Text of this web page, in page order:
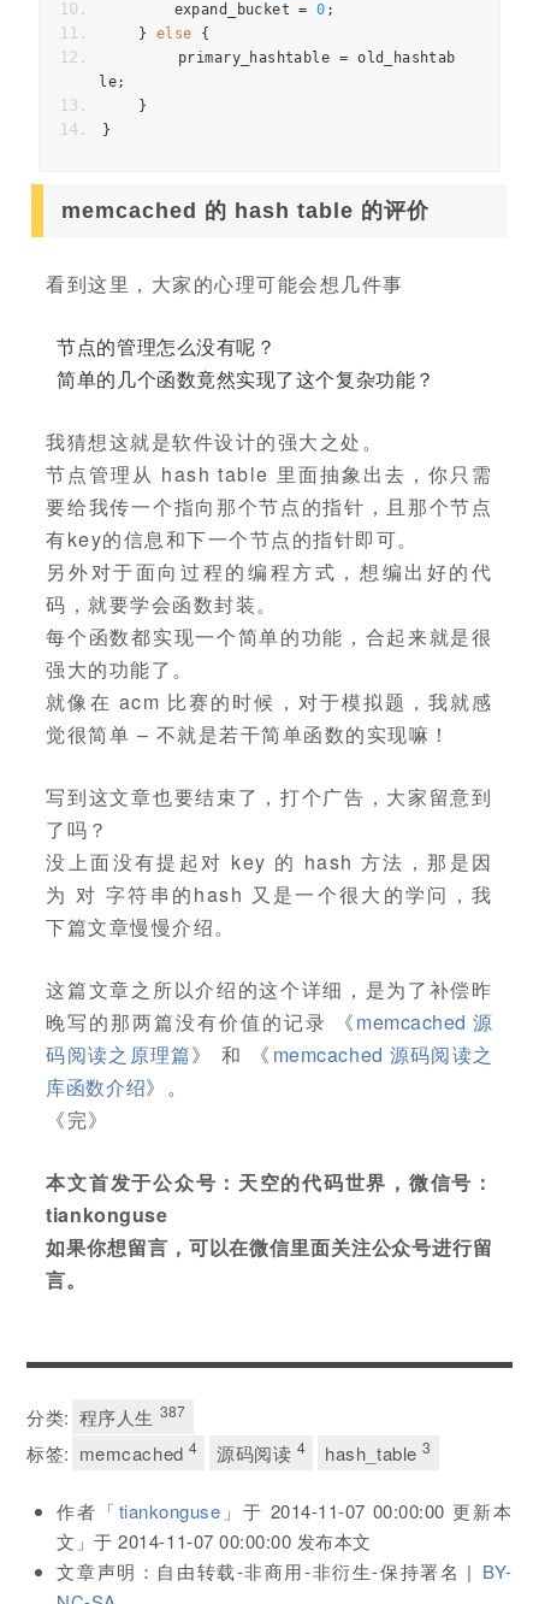
        expand_bucket
= 0 ;
}
else
{
        primary_hashtable
= old_hashtab
le;
}
}
memcached 的 hash table 的评价
看到这里，大家的心理可能会想几件事
节点的管理怎么没有呢？
简单的几个函数竟然实现了这个复杂功能？
我猜想这就是软件设计的强大之处。
节点管理从 hash table 里面抽象出去，你只需
要给我传一个指向那个节点的指针，且那个节点
有key的信息和下一个节点的指针即可。
另外对于面向过程的编程方式，想编出好的代
码，就要学会函数封装。
每个函数都实现一个简单的功能，合起来就是很
强大的功能了。
就像在 acm 比赛的时候，对于模拟题，我就感
觉很简单 – 不就是若干简单函数的实现嘛！
写到这文章也要结束了，打个广告，大家留意到
了吗？
没上面没有提起对 key 的 hash 方法，那是因
为 对 字符串的hash 又是一个很大的学问，我
下篇文章慢慢介绍。
这篇文章之所以介绍的这个详细，是为了补偿昨
晚写的那两篇没有价值的记录 《memcached 源
码阅读之原理篇》 和 《 memcached 源码阅读之
库函数介绍》。
《完》
本文首发于公众号：天空的代码世界，微信号：
tiankonguse
如果你想留言，可以在微信里面关注公众号进行留
言。
分类: 程序人生 387
标签: memcached4 源码阅读4 hash_table3
作者「tiankonguse 」于 2014-11-07 00:00:00 更新本
文」于2014-11-07 00:00:00 发布本文
文章声明：自由转载-非商用-非衍生-保持署名 | BY-